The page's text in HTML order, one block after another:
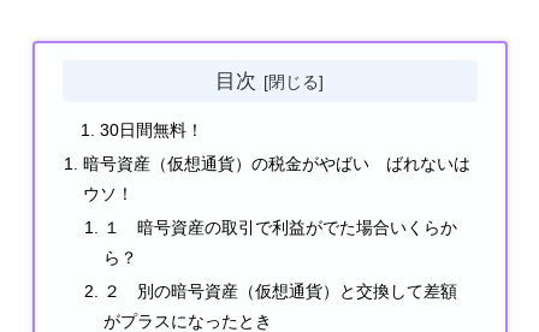
目次
30日間無料！
暗号資産（仮想通貨）の税金がやばい ばれないは
ウソ！
１ 暗号資産の取引で利益がでた場合いくらか
ら？
２ 別の暗号資産（仮想通貨）と交換して差額
がプラスになったとき